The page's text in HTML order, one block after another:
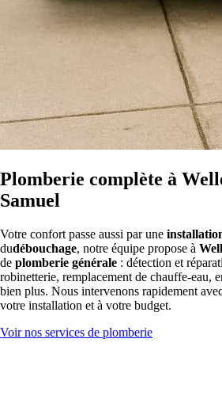
Plomberie complète à
Samuel
Votre confort passe aussi par une
dudébouchage, notre équipe propose à
de plomberie générale : détection et
robinetterie, remplacement de chauffe-eau,
bien plus. Nous intervenons rapidement
votre installation et à votre budget.
Voir nos services de plomberie